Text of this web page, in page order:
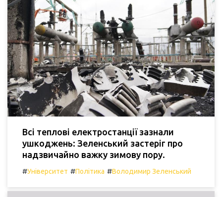
Всі теплові електростанції зазнали
ушкоджень: Зеленський застеріг про
надзвичайно важку зимову пору.
#Університет #Політика #Володимир Зеленський